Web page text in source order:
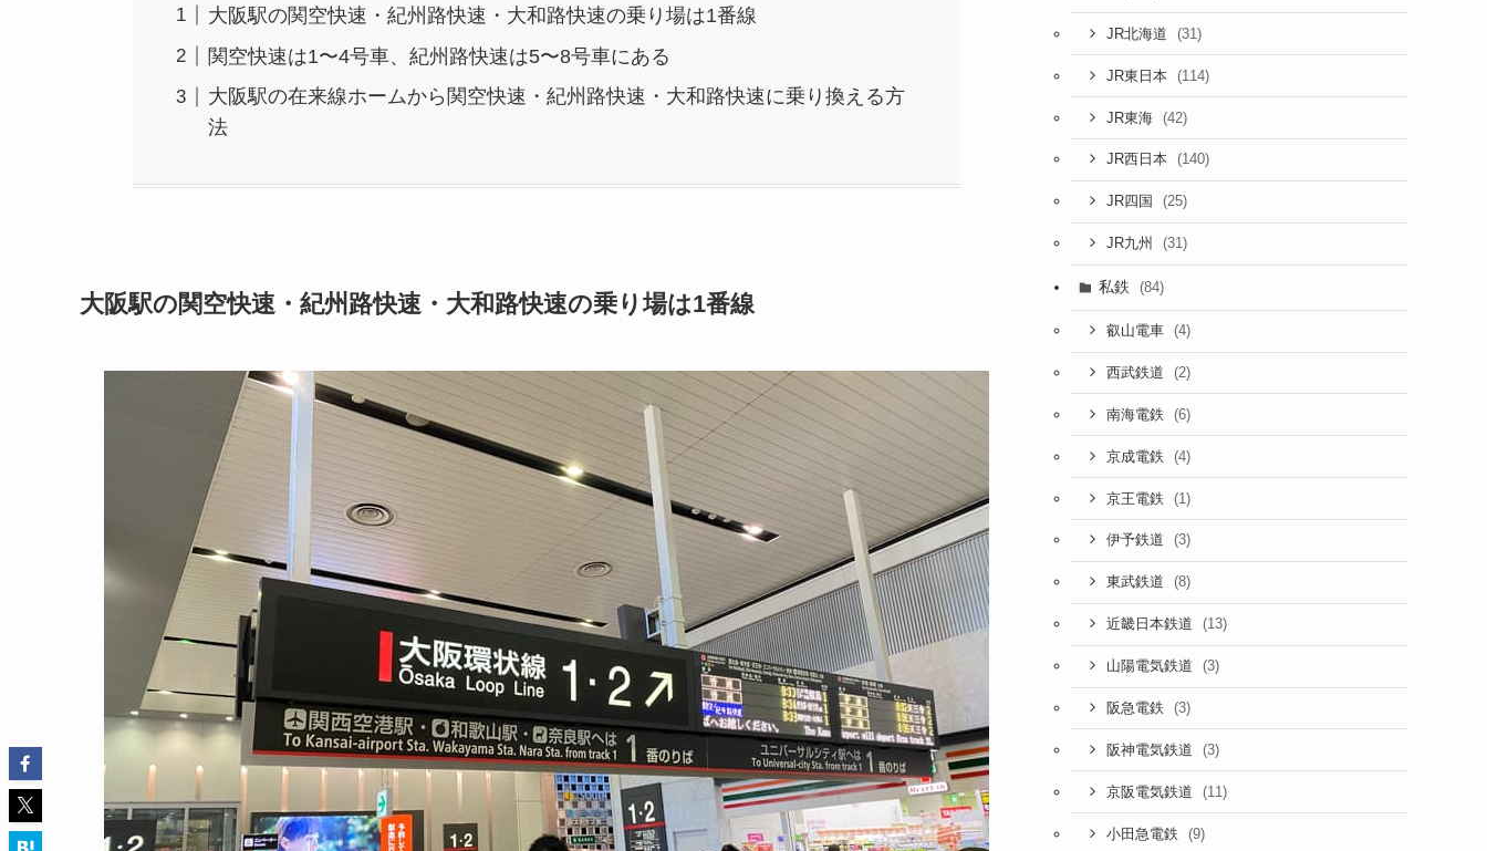
大阪駅の関空快速・紀州路快速・大和路快速の乗り場は1番線
関空快速は1〜4号車、紀州路快速は5〜8号車にある
大阪駅の在来線ホームから関空快速・紀州路快速・大和路快速に乗り換える方
法
大阪駅の関空快速・紀州路快速・大和路快速の乗り場は1番線
JR北海道 (31)
JR東日本 (114)
JR東海 (42)
JR西日本 (140)
JR四国 (25)
JR九州 (31)
私鉄 (84)
叡山電車 (4)
西武鉄道 (2)
南海電鉄 (6)
京成電鉄 (4)
京王電鉄 (1)
伊予鉄道 (3)
東武鉄道 (8)
近畿日本鉄道 (13)
山陽電気鉄道 (3)
阪急電鉄 (3)
阪神電気鉄道 (3)
京阪電気鉄道 (11)
小田急電鉄 (9)